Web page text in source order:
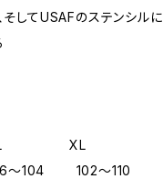
してUSAFのステンシルに
L XL
102～110